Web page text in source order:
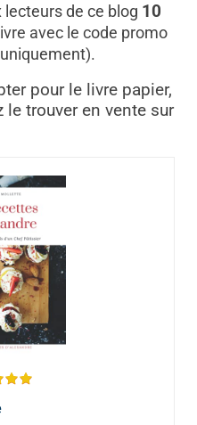
lecteurs de ce blog 10
avec le code promo
.
pour le livre papier,
le trouver en vente sur